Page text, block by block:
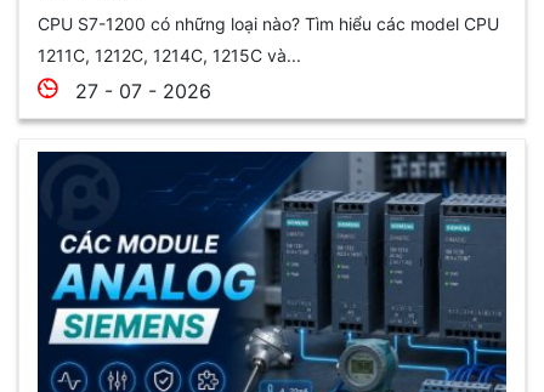
CPU S7-1200 có những loại nào? Tìm hiểu các model CPU
1211C, 1212C, 1214C, 1215C và...
27 - 07 - 2026